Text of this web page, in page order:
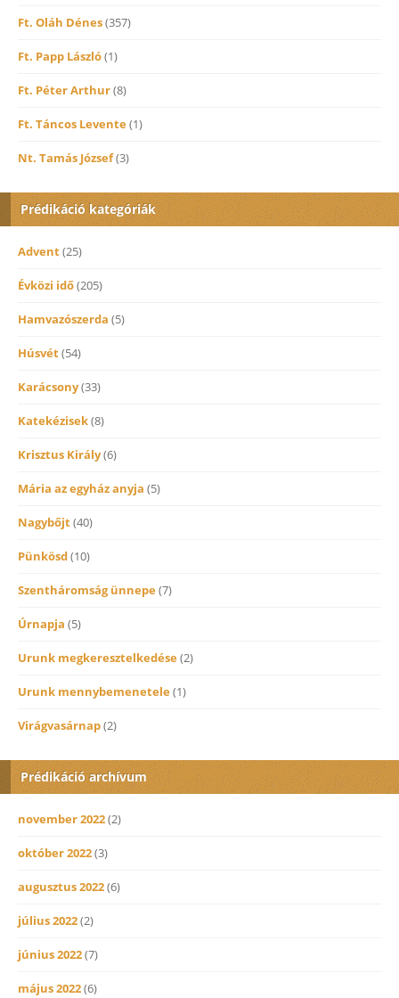
Ft. Oláh Dénes(357)
Ft. Papp László(1)
Ft. Péter Arthur(8)
Ft. Táncos Levente(1)
Nt. Tamás József(3)
Prédikáció kategóriák
Advent(25)
Évközi idő(205)
Hamvazószerda (5)
Húsvét(54)
Karácsony(33)
Katekézisek(8)
Krisztus Király(6)
Mária az egyház anyja (5)
Nagybőjt(40)
Pünkösd(10)
Szentháromság ünnepe(7)
Úrnapja (5)
Urunk megkeresztelkedése(2)
Urunk mennybemenetele(1)
Virágvasárnap(2)
Prédikáció archívum
november 2022(2)
október 2022(3)
augusztus 2022(6)
július 2022(2)
június 2022(7)
május 2022(6)